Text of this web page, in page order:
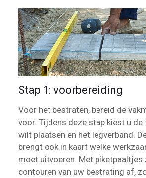
Stap 1: voorbereiding
Voor het bestraten, bereid de
voor. Tijdens deze stap kiest u de
wilt plaatsen en het legverband.
brengt ook in kaart welke
moet uitvoeren. Met piketpaaltjes
contouren van uw bestrating af,